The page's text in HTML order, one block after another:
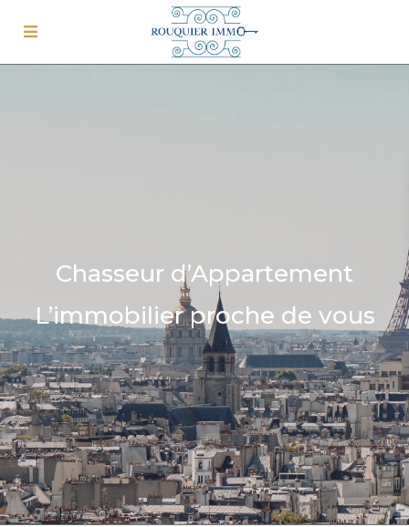
Chasseur d’Appartement
L’immobilier proche de vous